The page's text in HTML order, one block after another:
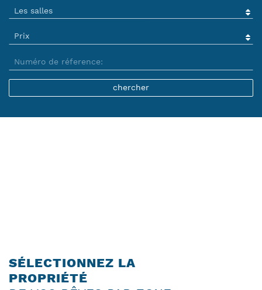
SÉLECTIONNEZ LA
PROPRIÉTÉ